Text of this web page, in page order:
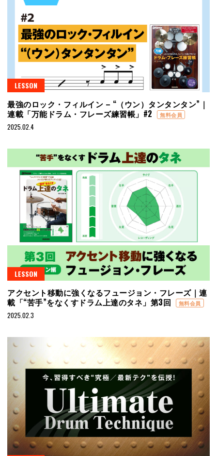
LESSON
最強のロック・フィルイン – “（ウン）タンタンタン”｜
連載「万能ドラム・フレーズ練習帳」#2
無料会員
2025.02.4
LESSON
アクセント移動に強くなるフュージョン・フレーズ｜連
載「“苦手”をなくすドラム上達のタネ」第3回
無料会員
2025.02.3